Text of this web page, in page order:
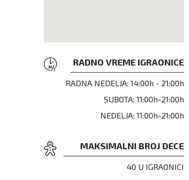
RADNO VREME IGRAONICE
RADNA NEDELJA: 14:00h - 21:00h
SUBOTA: 11:00h-21:00h
NEDELJA: 11:00h-21:00h
MAKSIMALNI BROJ DECE
40 U IGRAONICI